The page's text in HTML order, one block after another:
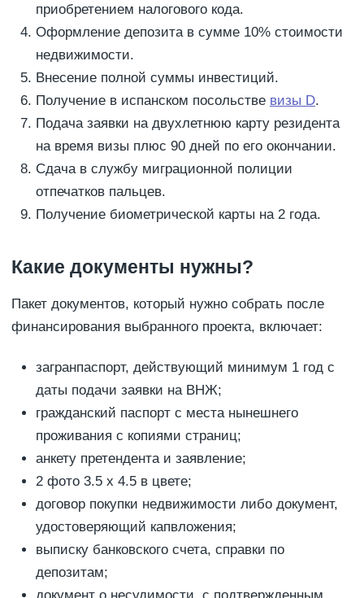
приобретением налогового кода.
Оформление депозита в сумме 10% стоимости
недвижимости.
Внесение полной суммы инвестиций.
Получение в испанском посольстве визы D.
Подача заявки на двухлетнюю карту резидента
на время визы плюс 90 дней по его окончании.
Сдача в службу миграционной полиции
отпечатков пальцев.
Получение биометрической карты на 2 года.
Какие документы нужны?
Пакет документов, который нужно собрать после
финансирования выбранного проекта, включает:
загранпаспорт, действующий минимум 1 год с
даты подачи заявки на ВНЖ;
гражданский паспорт с места нынешнего
проживания с копиями страниц;
анкету претендента и заявление;
2 фото 3.5 х 4.5 в цвете;
договор покупки недвижимости либо документ,
удостоверяющий капвложения;
выписку банковского счета, справки по
депозитам;